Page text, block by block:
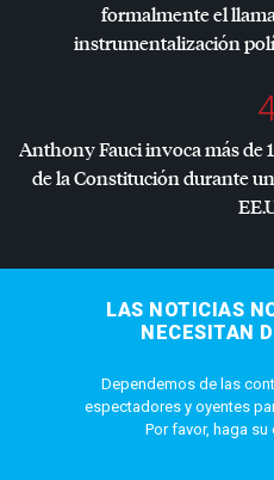
formalmente el
instrumentalización
Anthony Fauci invoca más de
de la Constitución durante
LAS NOTICIAS
NECESITAN
Dependemos de las
espectadores y oyentes
Por favor, haga